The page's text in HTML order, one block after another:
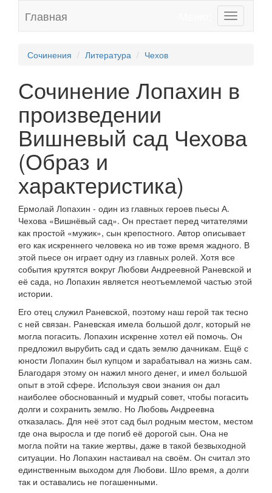
Toggle
navigation
Главная
Сочинения Литература Чехов
Сочинение Лопахин в
произведении
Вишневый сад Чехова
(Образ и
характеристика)
Ермолай Лопахин - один из главных героев пьесы А.
Чехова «Вишнёвый сад». Он престает перед читателями
как простой «мужик», сын крепостного. Автор описывает
его как искреннего человека но ив тоже время жадного. В
этой пьесе он играет одну из главных ролей. Хотя все
события крутятся вокруг Любови Андреевной Раневской и
её сада, но Лопахин является неотъемлемой частью этой
истории.
Его отец служил Раневской, поэтому наш герой так тесно
с ней связан. Раневская имела большой долг, который не
могла погасить. Лопахин искренне хотел ей помочь. Он
предложил вырубить сад и сдать землю дачникам. Ещё с
юности Лопахин был купцом и зарабатывал на жизнь сам.
Благодаря этому он нажил много денег, и имел большой
опыт в этой сфере. Используя свои знания он дал
наиболее обоснованный и мудрый совет, чтобы погасить
долги и сохранить землю. Но Любовь Андреевна
отказалась. Для неё этот сад был родным местом, местом
где она выросла и где погиб её дорогой сын. Она не
могла пойти на такие жертвы, даже в такой безвыходной
ситуации. Но Лопахин настаивал на своём. Он считал это
единственным выходом для Любови. Шло время, а долги
так и оставались не погашенными.